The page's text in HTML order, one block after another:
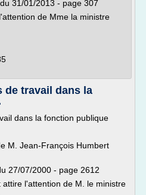
31/01/2013 - page 307
de Mme la ministre
de travail dans la
dans la fonction publique
M. Jean-François Humbert
27/07/2000 - page 2612
l'attention de M. le ministre